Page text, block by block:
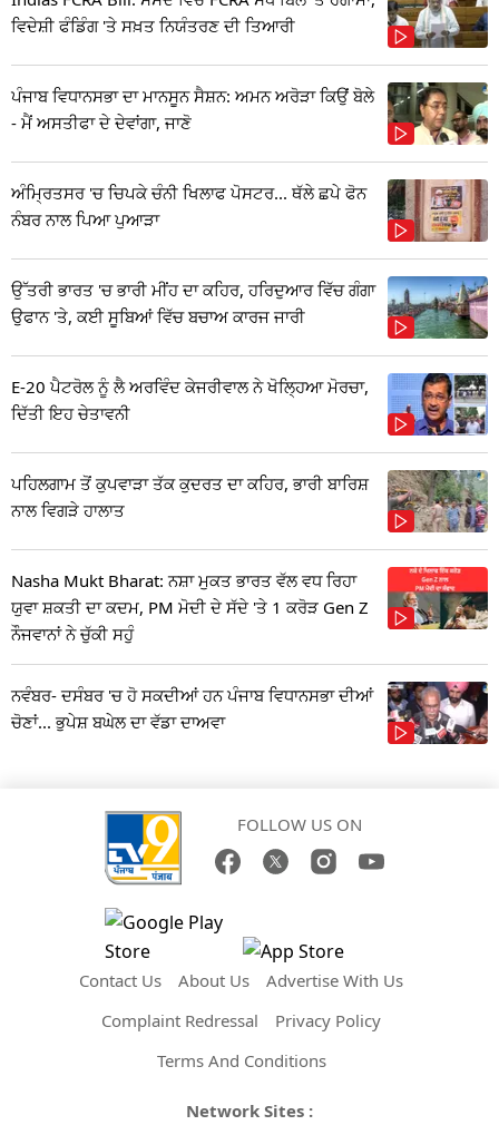
ਵਿਦੇਸ਼ੀ ਫੰਡਿੰਗ 'ਤੇ ਸਖ਼ਤ ਨਿਯੰਤਰਣ ਦੀ ਤਿਆਰੀ
ਪੰਜਾਬ ਵਿਧਾਨਸਭਾ ਦਾ ਮਾਨਸੂਨ ਸੈਸ਼ਨ: ਅਮਨ ਅਰੋੜਾ ਕਿਉਂ ਬੋਲੇ
- ਮੈਂ ਅਸਤੀਫਾ ਦੇ ਦੇਵਾਂਗਾ, ਜਾਣੋ
ਅੰਮ੍ਰਿਤਸਰ 'ਚ ਚਿਪਕੇ ਚੰਨੀ ਖਿਲਾਫ ਪੋਸਟਰ... ਥੱਲੇ ਛਪੇ ਫੋਨ
ਨੰਬਰ ਨਾਲ ਪਿਆ ਪੁਆੜਾ
ਉੱਤਰੀ ਭਾਰਤ 'ਚ ਭਾਰੀ ਮੀਂਹ ਦਾ ਕਹਿਰ, ਹਰਿਦੁਆਰ ਵਿੱਚ ਗੰਗਾ
ਉਫਾਨ 'ਤੇ, ਕਈ ਸੂਬਿਆਂ ਵਿੱਚ ਬਚਾਅ ਕਾਰਜ ਜਾਰੀ
E-20 ਪੈਟਰੋਲ ਨੂੰ ਲੈ ਅਰਵਿੰਦ ਕੇਜਰੀਵਾਲ ਨੇ ਖੋਲ੍ਹਿਆ ਮੋਰਚਾ,
ਦਿੱਤੀ ਇਹ ਚੇਤਾਵਨੀ
ਪਹਿਲਗਾਮ ਤੋਂ ਕੁਪਵਾੜਾ ਤੱਕ ਕੁਦਰਤ ਦਾ ਕਹਿਰ, ਭਾਰੀ ਬਾਰਿਸ਼
ਨਾਲ ਵਿਗੜੇ ਹਾਲਾਤ
Nasha Mukt Bharat: ਨਸ਼ਾ ਮੁਕਤ ਭਾਰਤ ਵੱਲ ਵਧ ਰਿਹਾ
ਯੁਵਾ ਸ਼ਕਤੀ ਦਾ ਕਦਮ, PM ਮੋਦੀ ਦੇ ਸੱਦੇ 'ਤੇ 1 ਕਰੋੜ Gen Z
ਨੌਜਵਾਨਾਂ ਨੇ ਚੁੱਕੀ ਸਹੁੰ
ਨਵੰਬਰ- ਦਸੰਬਰ 'ਚ ਹੋ ਸਕਦੀਆਂ ਹਨ ਪੰਜਾਬ ਵਿਧਾਨਸਭਾ ਦੀਆਂ
ਚੋਣਾਂ... ਭੁਪੇਸ਼ ਬਘੇਲ ਦਾ ਵੱਡਾ ਦਾਅਵਾ
FOLLOW US ON
Contact Us About Us
Advertise With Us
Complaint Redressal
Privacy Policy
Terms And Conditions
Network Sites :